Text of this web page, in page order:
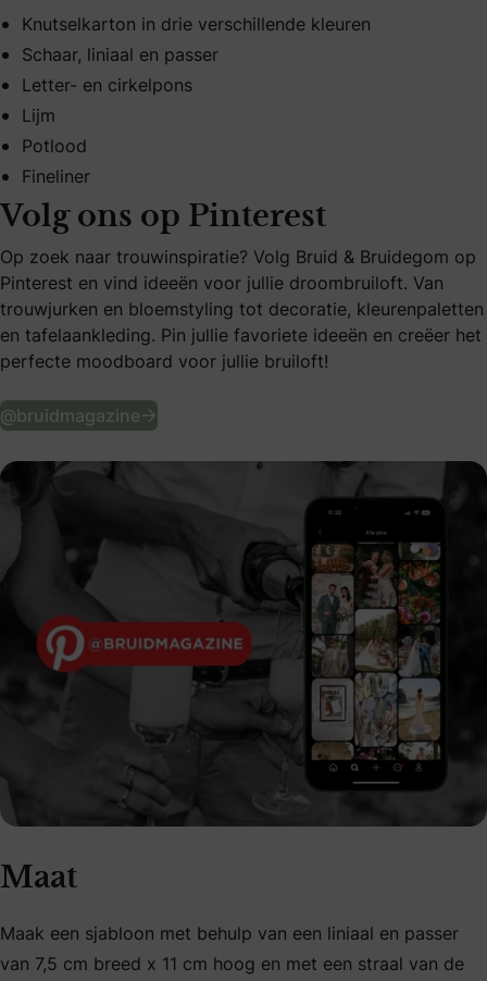
Knutselkarton in drie verschillende kleuren
Schaar, liniaal en passer
Letter- en cirkelpons
Lijm
Potlood
Fineliner
Volg ons op Pinterest
Op zoek naar trouwinspiratie? Volg Bruid & Bruidegom op
Pinterest en vind ideeën voor jullie droombruiloft. Van
trouwjurken en bloemstyling tot decoratie, kleurenpaletten
en tafelaankleding. Pin jullie favoriete ideeën en creëer het
perfecte moodboard voor jullie bruiloft!
@bruidmagazine Volg ons op Pinterest
Maat
Maak een sjabloon met behulp van een liniaal en passer
van 7,5 cm breed x 11 cm hoog en met een straal van de